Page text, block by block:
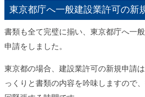
東京都庁へ一般建設業許可の新
書類も全て完璧に揃い、東京都庁へ一
申請をしました。
東京都の場合、建設業許可の新規申請
っくりと書類の内容を吟味しますので